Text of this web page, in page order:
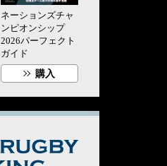
ネーションズチャ
ンピオンシップ
2026パーフェクト
ガイド
購入